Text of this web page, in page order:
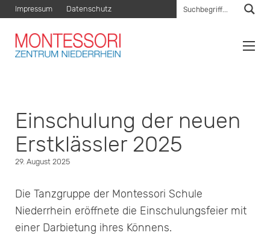
Impressum Datenschutz
Einschulung der neuen
Erstklässler 2025
29. August 2025
Die Tanzgruppe der Montessori Schule
Niederrhein eröffnete die Einschulungsfeier mit
einer Darbietung ihres Könnens.